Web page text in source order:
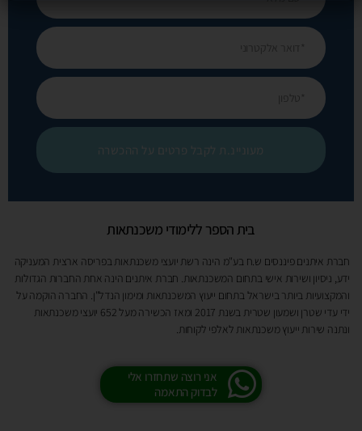
מעוניינ.ת לקבל פרטים על ההכשרה
בית הספר ללימודי משכנתאות
חברת איתנים פיננסים ש.ח בע"מ הינה רשת יועצי משכנתאות בפריסה ארצית המעניקה
ידע, ניסיון ושירות אישי בתחום המשכנתאות. חברת איתנים הינה אחת החברות הגדולות
והמקצועיות ביותר בישראל בתחום ייעוץ המשכנתאות ומימון הנדל"ן. החברה הוקמה על
ידי עדי שטרן ושמעון שטרית בשנת 2017 ומאז הכשירה מעל 652 יועצי משכנתאות
ונתנה שירות ייעוץ משכנתאות לאלפי לקוחות.
אני רוצה שתחזרו אלי
לבדוק התאמה